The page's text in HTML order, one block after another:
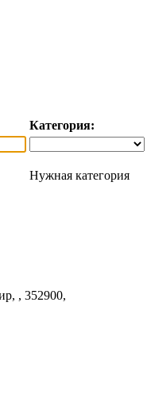
Категория:
Нужная категория